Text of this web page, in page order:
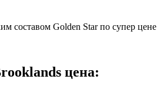
составом Golden Star по супер цене
цена: